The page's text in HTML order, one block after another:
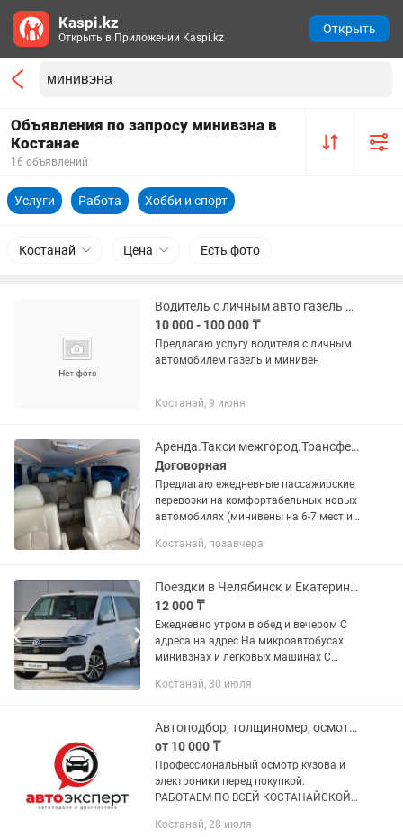
Объявления по запросу минивэна в
Костанае
16 объявлений
Услуги Работа Хобби и спорт
Костанай Цена Есть фото
Водитель с личным авто газель и минивэн
10 000 - 100 000 ₸
Предлагаю услугу водителя с личным
автомобилем газель и минивен
Костанай, 9 июня
Аренда.Такси межгород.Трансферы.Перевозка лежачих.
Договорная
Предлагаю ежедневные пассажирские
перевозки на комфортабельных новых
автомобилях (минивены на 6-7 мест и
— Астана, Костанай — Караганда, по
Костанай, позавчера
Поездки в Челябинск и ЕкатеринбургЕжедневно утром в обед и вечером..
12 000 ₸
Ежедневно утром в обед и вечером С
адреса на адрес На микроавтобусах
минивэнах и легковых машинах С
вокзала. Доставка посылок , лекарств.
Костанай, 30 июля
Автоподбор, толщиномер, осмотр авто, проверка
от 10 000 ₸
Профессиональный осмотр кузова и
электроники перед покупкой.
РАБОТАЕМ ПО ВСЕЙ КОСТАНАЙСКОЙ
включает: - осмотр кузова
Костанай, 28 июля
Kaspi.kz
Открыть в Приложении Kaspi.kz
Открыть